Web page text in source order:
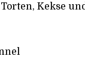
Kekse und